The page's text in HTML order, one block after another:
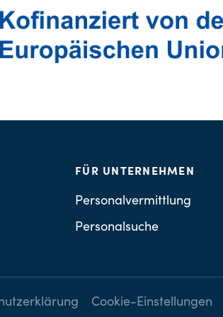
FÜR UNTERNEHMEN
Personalvermittlung
Personalsuche
Cookie-Einstellungen